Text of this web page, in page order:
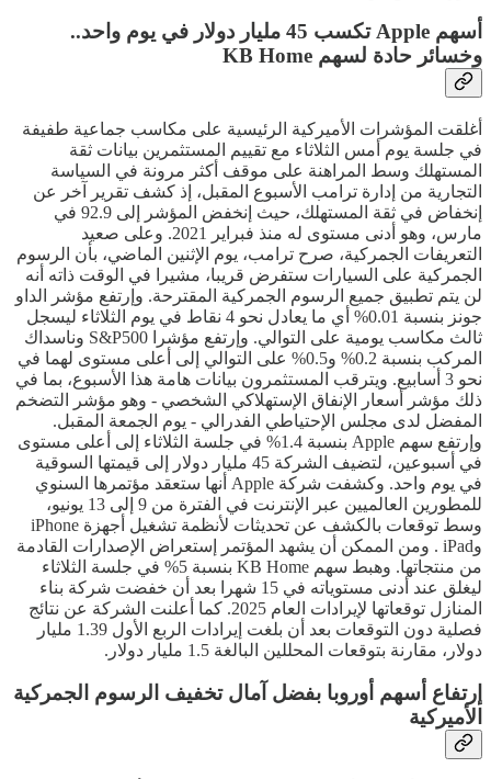
أسهم Apple تكسب 45 مليار دولار في يوم واحد..
وخسائر حادة لسهم KB Home
أغلقت المؤشرات الأميركية الرئيسية على مكاسب جماعية طفيفة
في جلسة يوم أمس الثلاثاء مع تقييم المستثمرين بيانات ثقة
المستهلك وسط المراهنة على موقف أكثر مرونة في السياسة
التجارية من إدارة ترامب الأسبوع المقبل، إذ كشف تقرير آخر عن
إنخفاض في ثقة المستهلك، حيث إنخفض المؤشر إلى 92.9 في
مارس، وهو أدنى مستوى له منذ فبراير 2021. وعلى صعيد
التعريفات الجمركية، صرح ترامب، يوم الإثنين الماضي، بأن الرسوم
الجمركية على السيارات ستفرض قريبا، مشيرا في الوقت ذاته أنه
لن يتم تطبيق جميع الرسوم الجمركية المقترحة. وإرتفع مؤشر الداو
جونز بنسبة 0.01% أي ما يعادل نحو 4 نقاط في يوم الثلاثاء ليسجل
ثالث مكاسب يومية على التوالي. وإرتفع مؤشرا S&P500 وناسداك
المركب بنسبة 0.2% و0.5% على التوالي إلى أعلى مستوى لهما في
نحو 3 أسابيع. ويترقب المستثمرون بيانات هامة هذا الأسبوع، بما في
ذلك مؤشر أسعار الإنفاق الإستهلاكي الشخصي - وهو مؤشر التضخم
المفضل لدى مجلس الإحتياطي الفدرالي - يوم الجمعة المقبل.
وإرتفع سهم Apple بنسبة 1.4% في جلسة الثلاثاء إلى أعلى مستوى
في أسبوعين، لتضيف الشركة 45 مليار دولار إلى قيمتها السوقية
في يوم واحد. وكشفت شركة Apple أنها ستعقد مؤتمرها السنوي
للمطورين العالميين عبر الإنترنت في الفترة من 9 إلى 13 يونيو،
وسط توقعات بالكشف عن تحديثات لأنظمة تشغيل أجهزة iPhone
وiPad . ومن الممكن أن يشهد المؤتمر إستعراض الإصدارات القادمة
من منتجاتها. وهبط سهم KB Home بنسبة 5% في جلسة الثلاثاء
ليغلق عند أدنى مستوياته في 15 شهرا بعد أن خفضت شركة بناء
المنازل توقعاتها لإيرادات العام 2025. كما أعلنت الشركة عن نتائج
فصلية دون التوقعات بعد أن بلغت إيرادات الربع الأول 1.39 مليار
دولار، مقارنة بتوقعات المحللين البالغة 1.5 مليار دولار.
إرتفاع أسهم أوروبا بفضل آمال تخفيف الرسوم الجمركية
الأميركية